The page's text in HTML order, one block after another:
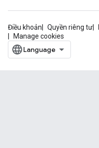
Điều khoản Quyền riêng tư
Manage cookies